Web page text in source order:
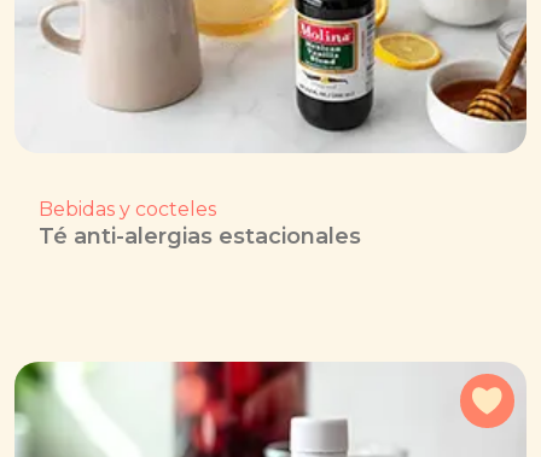
Bebidas y cocteles
Té anti-alergias estacionales